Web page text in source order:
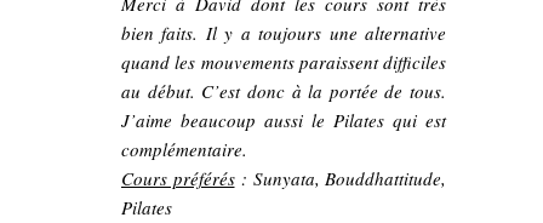
bien faits. Il y a toujours une alternative
quand les mouvements paraissent difficiles
au début. C’est donc à la portée de tous.
J’aime beaucoup aussi le Pilates qui est
complémentaire.
Cours préférés: Sunyata, Bouddhattitude,
Pilates